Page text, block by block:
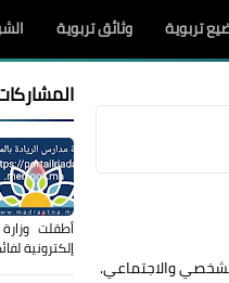
تربوية وثائق تربوية
والاجتماعي.
أطقلت
إلكترونية